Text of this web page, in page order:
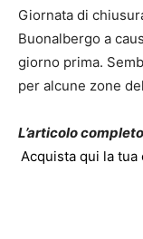
Giornata di
Buonalbergo a
giorno prima.
per alcune zone
L’articolo
Acquista qui la tua